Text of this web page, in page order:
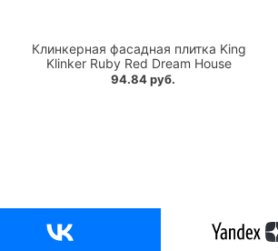
Клинкерная фасадная плитка King
Klinker Ruby Red Dream House
94.84 руб.